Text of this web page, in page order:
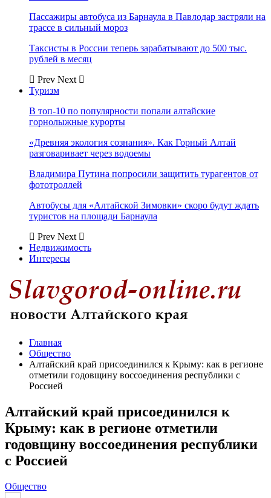
Пассажиры автобуса из Барнаула в Павлодар застряли на
трассе в сильный мороз
Таксисты в России теперь зарабатывают до 500 тыс.
рублей в месяц
Prev Next
Туризм
В топ-10 по популярности попали алтайские
горнолыжные курорты
«Древняя экология сознания». Как Горный Алтай
разговаривает через водоемы
Владимира Путина попросили защитить турагентов от
фототроллей
Автобусы для «Алтайской Зимовки» скоро будут ждать
туристов на площади Барнаула
Prev Next
Недвижимость
Интересы
Главная
Общество
Алтайский край присоединился к Крыму: как в регионе
отметили годовщину воссоединения республики с
Россией
Алтайский край присоединился к
Крыму: как в регионе отметили
годовщину воссоединения республики
с Россией
Общество